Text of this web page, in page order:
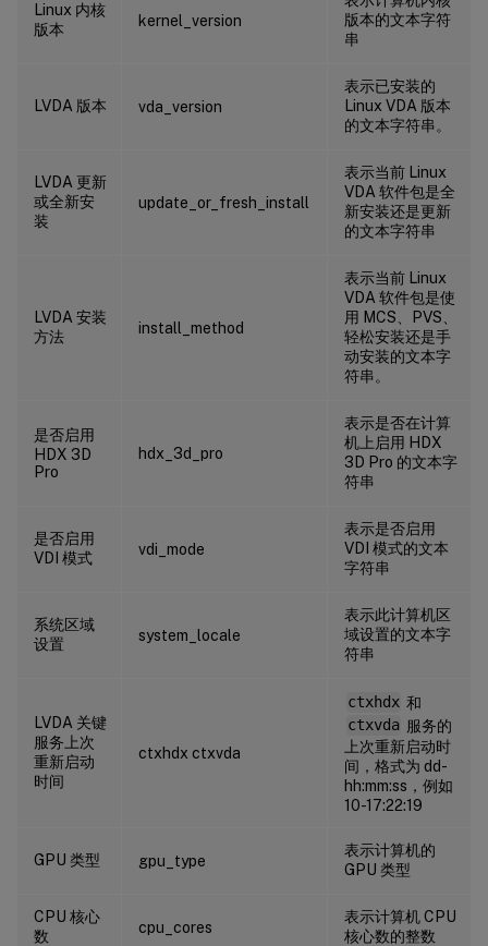
Linux 内核
版本
kernel_version
版本的文本字符
串
LVDA 版本 vda_version
表示已安装的
Linux VDA 版本
的文本字符串。
LVDA 更新
或全新安
装
update_or_fresh_install
表示当前 Linux
VDA 软件包是全
新安装还是更新
的文本字符串
LVDA 安装
方法
install_method
表示当前 Linux
VDA 软件包是使
用 MCS、PVS、
轻松安装还是手
动安装的文本字
符串。
是否启用
HDX 3D
Pro
hdx_3d_pro
表示是否在计算
机上启用 HDX
3D Pro 的文本字
符串
是否启用
VDI 模式
vdi_mode
表示是否启用
VDI 模式的文本
字符串
系统区域
设置
system_locale
表示此计算机区
域设置的文本字
符串
LVDA 关键
服务上次
重新启动
时间
ctxhdx ctxvda
ctxhdx 和
ctxvda 服务的
上次重新启动时
间，格式为 dd-
hh:mm:ss，例如
10-17:22:19
GPU 类型 gpu_type
表示计算机的
GPU 类型
CPU 核心
数
cpu_cores
表示计算机 CPU
核心数的整数